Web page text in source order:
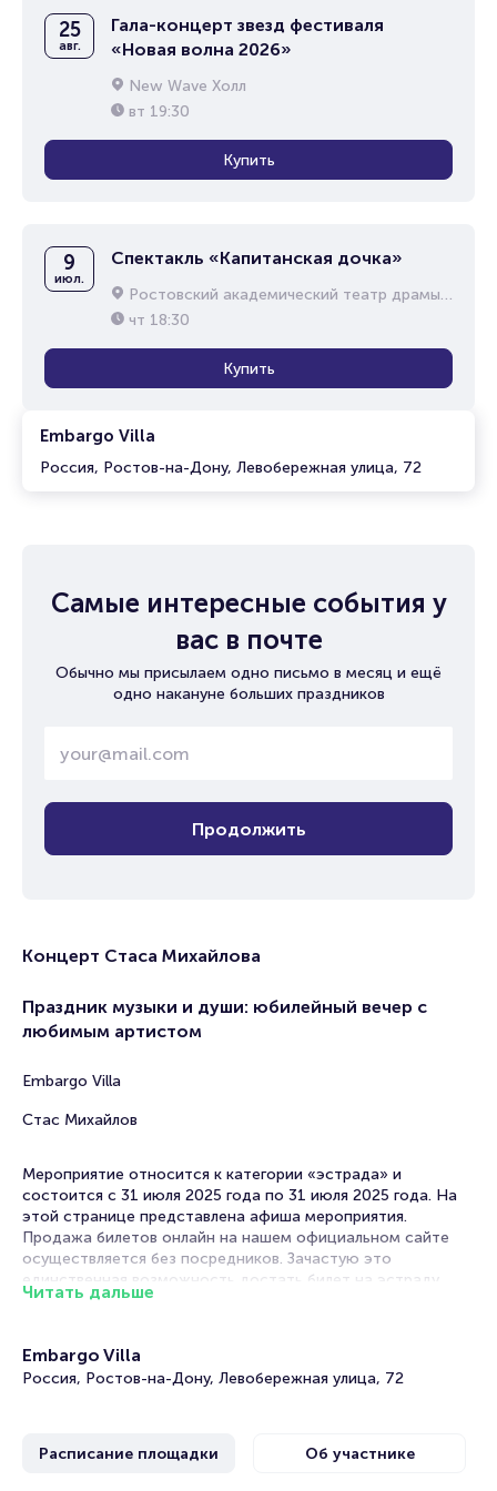
Embargo Villa
Россия, Ростов-на-Дону, Левобережная улица, 72
25
авг.
Гала-концерт звезд фестиваля
«Новая волна 2026»
New Wave Холл
вт 19:30
Купить
9
июл.
Спектакль «Капитанская дочка»
Ростовский академический театр драмы им. М.Горького
чт 18:30
Купить
Самые интересные события у
вас в почте
Обычно мы присылаем одно письмо в месяц и ещё
одно накануне больших праздников
Продолжить
Концерт Стаса Михайлова
Праздник музыки и души: юбилейный вечер с
любимым артистом
Embargo Villa
Стас Михайлов
Мероприятие относится к категории «эстрада» и
состоится с 31 июля 2025 года по 31 июля 2025 года. На
этой странице представлена афиша мероприятия.
Продажа билетов онлайн на нашем официальном сайте
осуществляется без посредников. Зачастую это
единственная возможность достать билет на эстраду.
Portalbilet – удобный и надежный сервис для покупки и
продажи билетов на мероприятия разного формата.
ваше имя занимает не более двух минут. Билеты на Стаса
Читать дальше
Embargo Villa
Россия, Ростов-на-Дону, Левобережная улица, 72
Расписание площадки Об участнике